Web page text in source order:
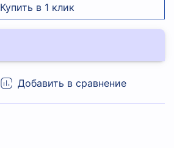
Добавить в сравнение
Купить в 1 клик